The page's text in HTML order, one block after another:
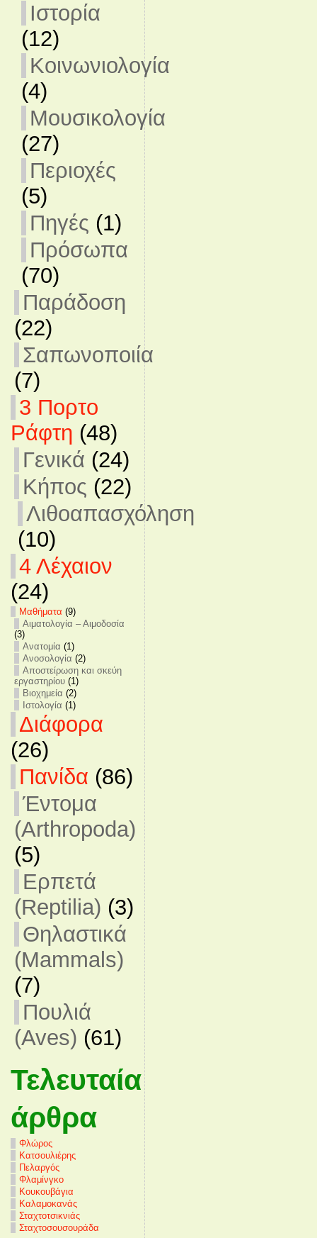
Ιστορία
(12)
Κοινωνιολογία
(4)
Μουσικολογία
(27)
Περιοχές
(5)
Πηγές (1)
Πρόσωπα
(70)
Παράδοση
(22)
Σαπωνοποιία
(7)
3 Πορτο
Ράφτη (48)
Γενικά (24)
Κήπος (22)
Λιθοαπασχόληση
(10)
4 Λέχαιον
(24)
Mαθήματα (9)
Αιματολογία – Αιμοδοσία
(3)
Ανατομία (1)
Ανοσολογία (2)
Αποστείρωση και σκεύη
εργαστηρίου(1)
Βιοχημεία (2)
Ιστολογία (1)
Διάφορα
(26)
Πανίδα (86)
Έντομα
(Arthropoda)
(5)
Ερπετά
(Reptilia) (3)
Θηλαστικά
(Mammals)
(7)
Πουλιά
(Aves) (61)
Τελευταία
άρθρα
Φλώρος
Κατσουλιέρης
Πελαργός
Φλαμίνγκο
Κουκουβάγια
Καλαμοκανάς
Σταχτοτσικνιάς
Σταχτοσουσουράδα